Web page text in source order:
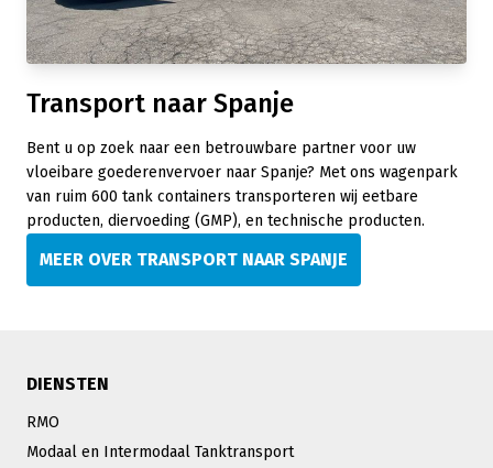
Transport naar Spanje
Bent u op zoek naar een betrouwbare partner voor uw
vloeibare goederenvervoer naar Spanje? Met ons wagenpark
van ruim 600 tank containers transporteren wij eetbare
producten, diervoeding (GMP), en technische producten.
MEER OVER TRANSPORT NAAR SPANJE
DIENSTEN
RMO
Modaal en Intermodaal Tanktransport